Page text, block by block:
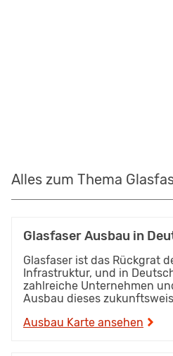
Alles zum Thema
Glasfaser Ausbau in
Glasfaser ist das Rückgrat
Infrastruktur, und in
zahlreiche Unternehmen
Ausbau dieses
Ausbau Karte ansehen